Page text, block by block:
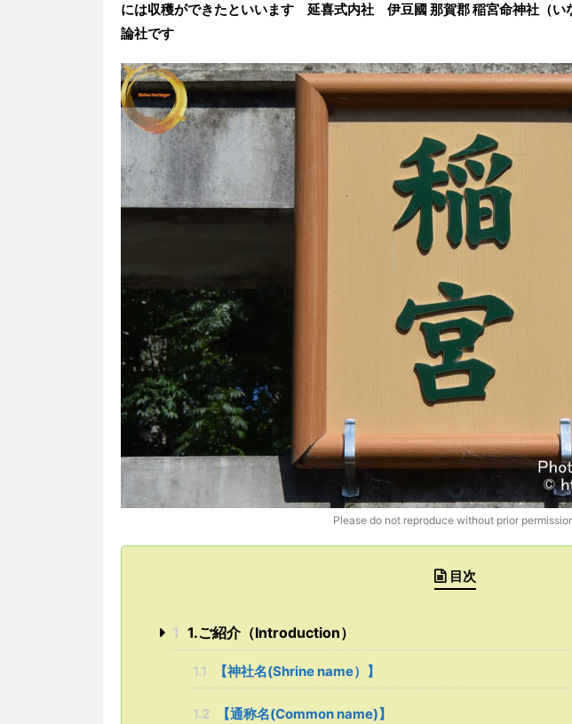
には収穫ができたといいます
延喜式内社 伊豆國 那賀郡稲宮命神社（い
論社です
Please do not reproduce without prior
目次
1 1.ご紹介（Introduction）
1.1 【神社名(Shrine name）】
1.2 【通称名(Common name)】